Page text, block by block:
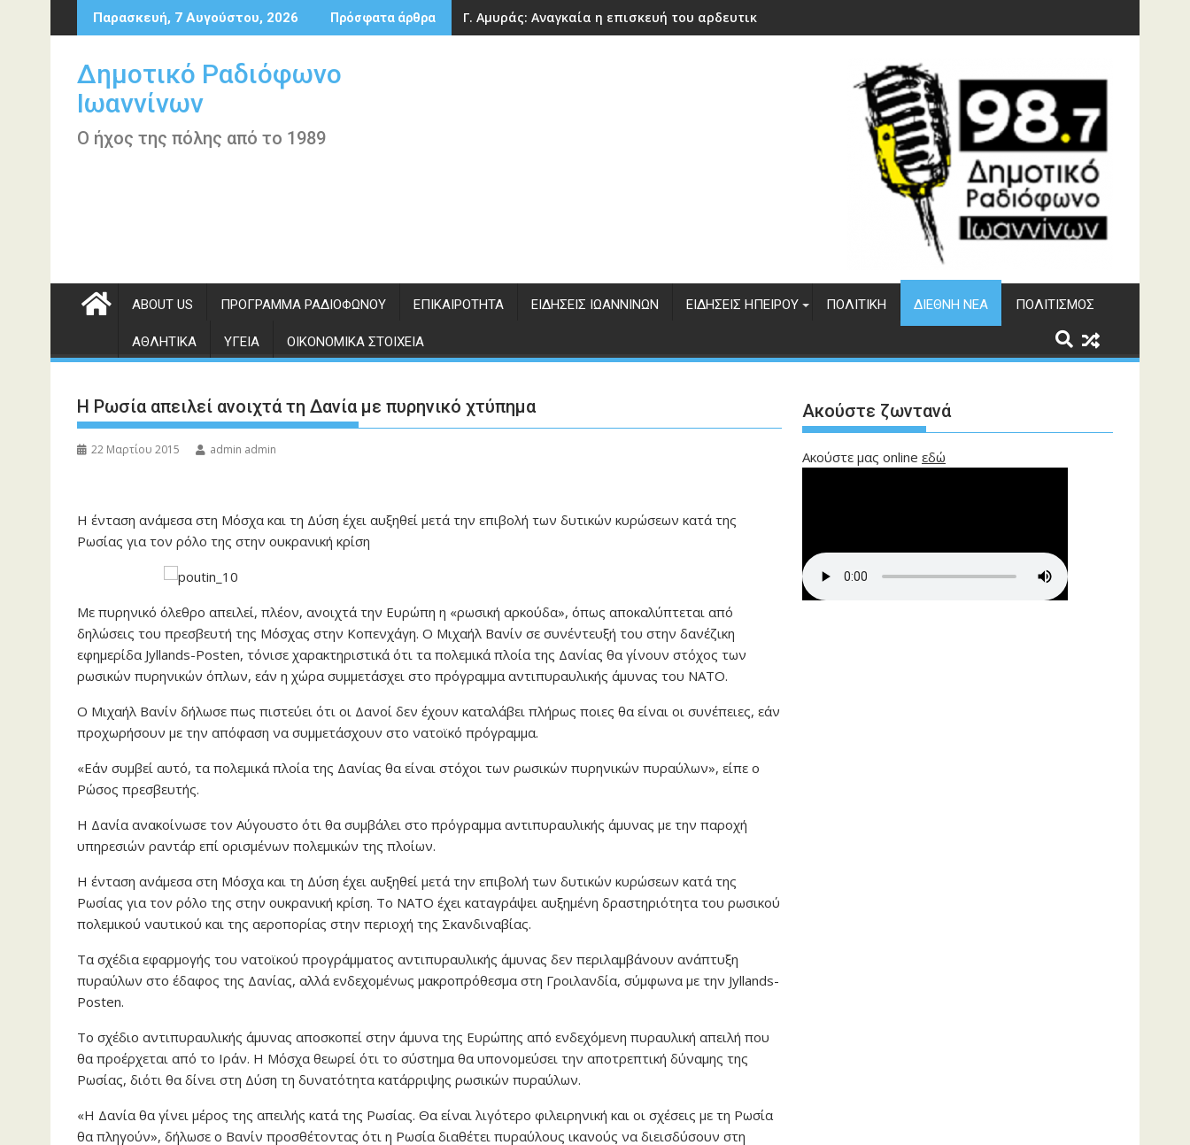
Περάστε
στο
Παρασκευή, 7 Αυγούστου, 2026 Πρόσφατα άρθρα Γ. Αμυράς: Αναγκαία η επισκευή του αρδευτικού φράγματος Αώου
Δημοτικό Ραδιόφωνο
Ιωαννίνων
Ο ήχος της πόλης από το 1989
ABOUT US ΠΡΌΓΡΑΜΜΑ ΡΑΔΙΟΦΏΝΟΥ ΕΠΙΚΑΙΡΌΤΗΤΑ ΕΙΔΉΣΕΙΣ ΙΩΑΝΝΊΝΩΝ ΕΙΔΉΣΕΙΣ ΗΠΕΊΡΟΥ ΠΟΛΙΤΙΚΉ ΔΙΕΘΝΉ ΝΈΑ ΠΟΛΙΤΙΣΜΌΣ
ΑΘΛΗΤΙΚΆ ΥΓΕΊΑ ΟΙΚΟΝΟΜΙΚΆ ΣΤΟΙΧΕΊΑ
Η Ρωσία απειλεί ανοιχτά τη Δανία με πυρηνικό χτύπημα
22 Μαρτίου 2015 admin admin
Η ένταση ανάμεσα στη Μόσχα και τη Δύση έχει αυξηθεί μετά την επιβολή των δυτικών κυρώσεων κατά της
Ρωσίας για τον ρόλο της στην ουκρανική κρίση
Με πυρηνικό όλεθρο απειλεί, πλέον, ανοιχτά την Ευρώπη η «ρωσική αρκούδα», όπως αποκαλύπτεται από
δηλώσεις του πρεσβευτή της Μόσχας στην Κοπενχάγη. Ο Μιχαήλ Βανίν σε συνέντευξή του στην δανέζικη
εφημερίδα Jyllands-Posten, τόνισε χαρακτηριστικά ότι τα πολεμικά πλοία της Δανίας θα γίνουν στόχος των
ρωσικών πυρηνικών όπλων, εάν η χώρα συμμετάσχει στο πρόγραμμα αντιπυραυλικής άμυνας του ΝΑΤΟ.
Ο Μιχαήλ Βανίν δήλωσε πως πιστεύει ότι οι Δανοί δεν έχουν καταλάβει πλήρως ποιες θα είναι οι συνέπειες, εάν
προχωρήσουν με την απόφαση να συμμετάσχουν στο νατοϊκό πρόγραμμα.
«Εάν συμβεί αυτό, τα πολεμικά πλοία της Δανίας θα είναι στόχοι των ρωσικών πυρηνικών πυραύλων», είπε ο
Ρώσος πρεσβευτής.
Η Δανία ανακοίνωσε τον Αύγουστο ότι θα συμβάλει στο πρόγραμμα αντιπυραυλικής άμυνας με την παροχή
υπηρεσιών ραντάρ επί ορισμένων πολεμικών της πλοίων.
Η ένταση ανάμεσα στη Μόσχα και τη Δύση έχει αυξηθεί μετά την επιβολή των δυτικών κυρώσεων κατά της
Ρωσίας για τον ρόλο της στην ουκρανική κρίση. Το ΝΑΤΟ έχει καταγράψει αυξημένη δραστηριότητα του ρωσικού
πολεμικού ναυτικού και της αεροπορίας στην περιοχή της Σκανδιναβίας.
Τα σχέδια εφαρμογής του νατοϊκού προγράμματος αντιπυραυλικής άμυνας δεν περιλαμβάνουν ανάπτυξη
πυραύλων στο έδαφος της Δανίας, αλλά ενδεχομένως μακροπρόθεσμα στη Γροιλανδία, σύμφωνα με την Jyllands-
Posten.
Το σχέδιο αντιπυραυλικής άμυνας αποσκοπεί στην άμυνα της Ευρώπης από ενδεχόμενη πυραυλική απειλή που
θα προέρχεται από το Ιράν. Η Μόσχα θεωρεί ότι το σύστημα θα υπονομεύσει την αποτρεπτική δύναμης της
Ρωσίας, διότι θα δίνει στη Δύση τη δυνατότητα κατάρριψης ρωσικών πυραύλων.
«Η Δανία θα γίνει μέρος της απειλής κατά της Ρωσίας. Θα είναι λιγότερο φιλειρηνική και οι σχέσεις με τη Ρωσία
θα πληγούν», δήλωσε ο Βανίν προσθέτοντας ότι η Ρωσία διαθέτει πυραύλους ικανούς να διεισδύσουν στη
Ακούστε ζωντανά
Ακούστε μας online εδώ